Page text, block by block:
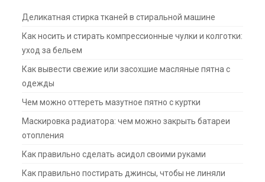
Деликатная стирка тканей в стиральной машине
Как носить и стирать компрессионные чулки и колготки:
уход за бельем
Как вывести свежие или засохшие масляные пятна с
одежды
Чем можно оттереть мазутное пятно с куртки
Маскировка радиатора: чем можно закрыть батареи
отопления
Как правильно сделать асидол своими руками
Как правильно постирать джинсы, чтобы не линяли